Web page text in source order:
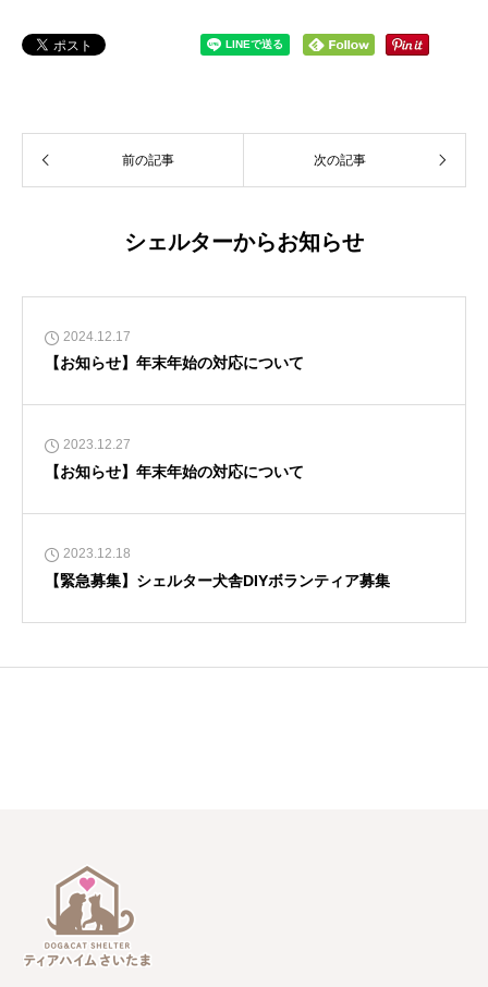
前の記事 次の記事
シェルターからお知らせ
2024.12.17
【お知らせ】年末年始の対応について
2023.12.27
【お知らせ】年末年始の対応について
2023.12.18
【緊急募集】シェルター犬舎DIYボランティア募集